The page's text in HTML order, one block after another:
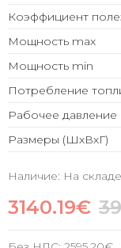
Коэффициент
Мощность max
Мощность min
Потребление
Рабочее давление
Размеры (ШхВхГ)
Наличие: На складе
3140.19€